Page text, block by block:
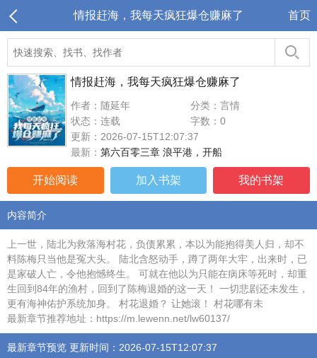
情报赶海，我每天疯狂爆仓赚麻了 首页
情报赶海，我每天疯狂爆仓赚麻了
作者：随延年
分类：言情
状态：连载
字数：0
更新：2026-07-15T12:07:37
最新： 第六百零三章 浪平港，开船
开始阅读 加入书架 我的书架
内容简介
上一世，陆北为救落海村花，负债累累，本以为能抱得美人归，却不
料陈梅只当他是冤大头。 陆北含怒动手，蹲了两年大牢，出来时，已
是家破人亡，令他抱憾终生。 可就在他以为只能在病床等死时，却重
生回到84年的渔村，回到了陈梅退婚的这一天！ 一切悲剧还未发生，
更有海神佑护系统加身。 村花退婚？ 让她滚！ 村花哪有未
最新章节推荐地址：https://m.lewenn.net/lw60137/
最新章节预览 更新时间：2026-07-15T12:07:37